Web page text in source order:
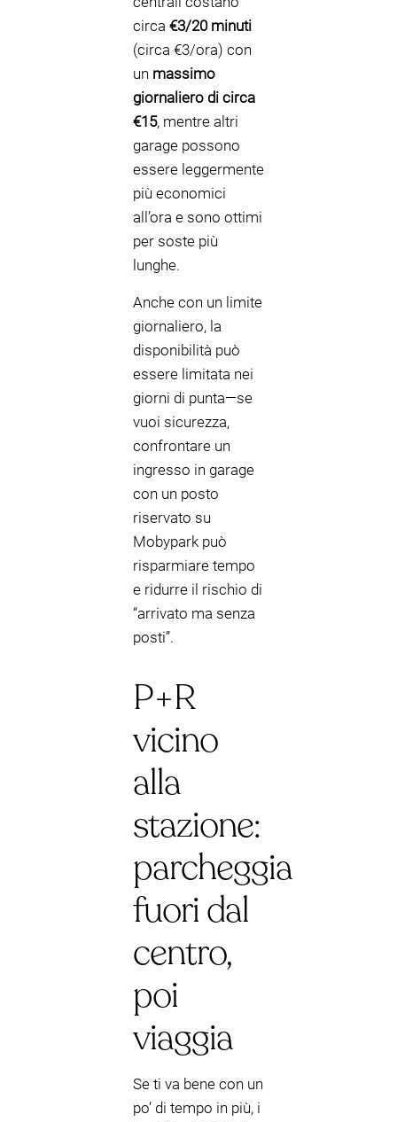
circa €3/20 minuti
(circa €3/ora) con
un massimo
giornaliero di circa
€15, mentre altri
garage possono
essere leggermente
più economici
all’ora e sono ottimi
per soste più
lunghe.
Anche con un limite
giornaliero, la
disponibilità può
essere limitata nei
giorni di punta—se
vuoi sicurezza,
confrontare un
ingresso in garage
con un posto
riservato su
Mobypark può
risparmiare tempo
e ridurre il rischio di
“arrivato ma senza
posti”.
P+R
vicino
alla
stazione:
parcheggia
fuori dal
centro,
poi
viaggia
Se ti va bene con un
po’ di tempo in più, i